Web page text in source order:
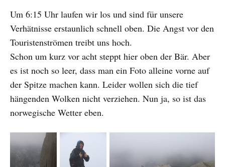
Um 6:15 Uhr laufen wir los und sind für unsere
Verhätnisse erstaunlich schnell oben. Die Angst vor den
Touristenströmen treibt uns hoch.
Schon um kurz vor acht steppt hier oben der Bär. Aber
es ist noch so leer, dass man ein Foto alleine vorne auf
der Spitze machen kann. Leider wollen sich die tief
hängenden Wolken nicht verziehen. Nun ja, so ist das
norwegische Wetter eben.